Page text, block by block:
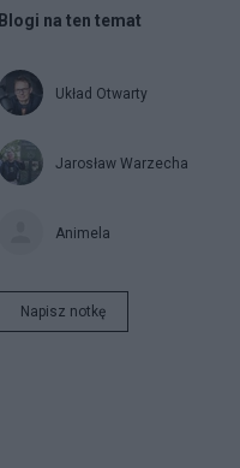
Blogi na ten temat
Układ Otwarty
Jarosław Warzecha
Animela
Napisz notkę